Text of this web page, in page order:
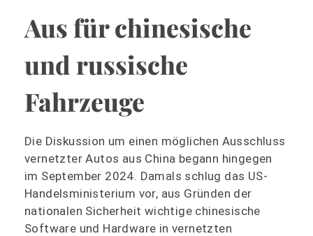
Aus für chinesische
und russische
Fahrzeuge
Die Diskussion um einen möglichen Ausschluss
vernetzter Autos aus China begann hingegen
im September 2024. Damals schlug das US-
Handelsministerium vor, aus Gründen der
nationalen Sicherheit wichtige chinesische
Software und Hardware in vernetzten